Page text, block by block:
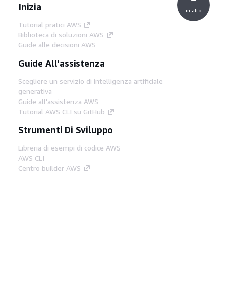
Inizia
Tutorial pratici AWS
Biblioteca di soluzioni AWS
Guide alle decisioni AWS
Guide All'assistenza
Scegliere un servizio di intelligenza artificiale
generativa
Guide all'assistenza AWS
Tutorial AWS CLI su GitHub
Strumenti Di Sviluppo
Libreria di esempi di codice AWS
AWS CLI
Centro builder AWS
in alto